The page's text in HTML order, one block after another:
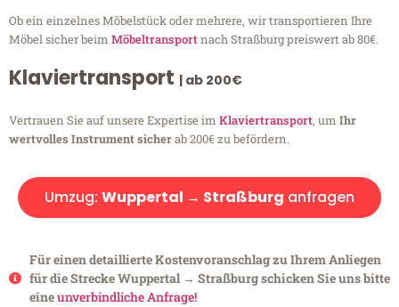
Ob ein einzelnes Möbelstück oder mehrere, wir transportieren Ihre
Möbel sicher beim Möbeltransportnach Straßburg preiswert ab 80€.
Klaviertransport | ab 200€
Vertrauen Sie auf unsere Expertise im Klaviertransport, um Ihr
wertvolles Instrument sicherab 200€ zu befördern.
Umzug: Wuppertal → Straßburg anfragen
Für einen detaillierte Kostenvoranschlag zu Ihrem Anliegen
für die Strecke Wuppertal → Straßburg schicken Sie uns bitte
eineunverbindliche Anfrage!